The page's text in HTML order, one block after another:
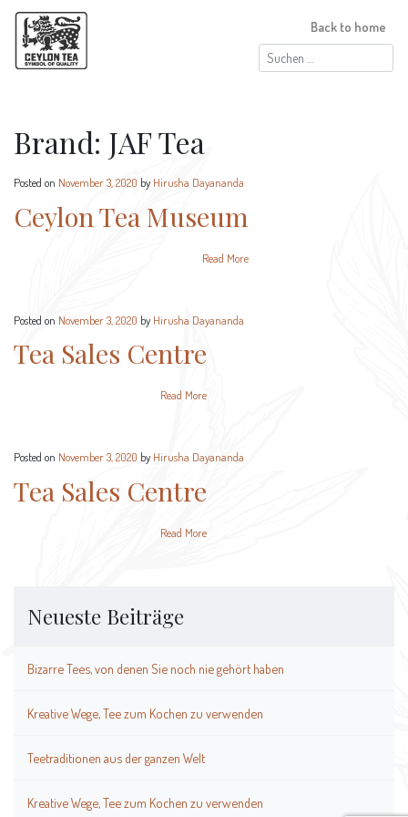
Suchen
nach:
Back to home
Brand: JAF Tea
Posted on November 3, 2020 byHirusha Dayananda
Ceylon Tea Museum
Read More
Posted on November 3, 2020 by Hirusha Dayananda
Tea Sales Centre
Read More
Posted on November 3, 2020 by Hirusha Dayananda
Tea Sales Centre
Read More
Neueste Beiträge
Bizarre Tees, von denen Sie noch nie gehört haben
Kreative Wege, Tee zum Kochen zu verwenden
Teetraditionen aus der ganzen Welt
Kreative Wege, Tee zum Kochen zu verwenden